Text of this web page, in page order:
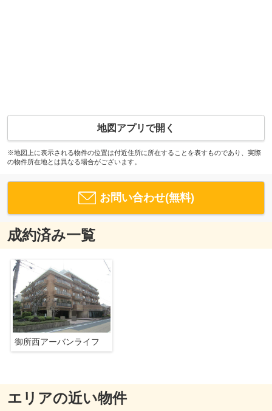
地図アプリで開く
※地図上に表示される物件の位置は付近住所に所在することを表すものであり、実際
の物件所在地とは異なる場合がございます。
お問い合わせ(無料)
成約済み一覧
御所西アーバンライフ
エリアの近い物件